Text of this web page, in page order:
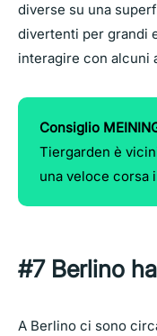
diverse su una
divertenti per grandi
interagire con alcuni
Consiglio
Tiergarden è
una veloce corsa
#7 Berlino
A Berlino ci sono